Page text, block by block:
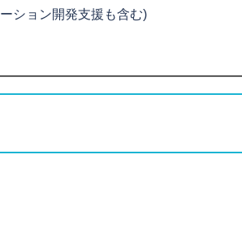
ション開発支援も含む)